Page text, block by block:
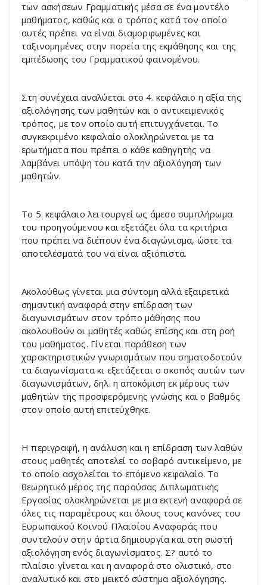
των ασκήσεων Γραμματικής μέσα σε ένα μοντέλο
μαθήματος, καθώς και ο τρόπος κατά τον οποίο
αυτές πρέπει να είναι διαμορφωμένες και
ταξινομημένες στην πορεία της εκμάθησης και της
εμπέδωσης του Γραμματικού φαινομένου.
Στη συνέχεια αναλύεται στο 4. κεφάλαιο η αξία της
αξιολόγησης των μαθητών και ο αντικειμενικός
τρόπος, με τον οποίο αυτή επιτυγχάνεται. Το
συγκεκριμένο κεφαλαίο ολοκληρώνεται με τα
ερωτήματα που πρέπει ο κάθε καθηγητής να
λαμβάνει υπόψη του κατά την αξιολόγηση των
μαθητών.
Το 5. κεφάλαιο λειτουργεί ως άμεσο συμπλήρωμα
του προηγούμενου και εξετάζει όλα τα κριτήρια
που πρέπει να διέπουν ένα διαγώνισμα, ώστε τα
αποτελέσματά του να είναι αξιόπιστα.
Ακολούθως γίνεται μια σύντομη αλλά εξαιρετικά
σημαντική αναφορά στην επίδραση των
διαγωνισμάτων στον τρόπο μάθησης που
ακολουθούν οι μαθητές καθώς επίσης και στη ροή
του μαθήματος. Γίνεται παράθεση των
χαρακτηριστικών γνωρισμάτων που σηματοδοτούν
τα διαγωνίσματα κι εξετάζεται ο σκοπός αυτών των
διαγωνισμάτων, δηλ. η αποκόμιση εκ μέρους των
μαθητών της προσφερόμενης γνώσης και ο βαθμός
στον οποίο αυτή επιτεύχθηκε.
Η περιγραφή, η ανάλυση και η επίδραση των λαθών
στους μαθητές αποτελεί το σοβαρό αντικείμενο, με
το οποίο ασχολείται το επόμενο κεφαλαίο. Το
θεωρητικό μέρος της παρούσας Διπλωματικής
Εργασίας ολοκληρώνεται με μια εκτενή αναφορά σε
όλες τις παραμέτρους και όλους τους κανόνες του
Ευρωπαϊκού Κοινού Πλαισίου Αναφοράς που
συντελούν στην άρτια δημιουργία και στη σωστή
αξιολόγηση ενός διαγωνίσματος. Σ? αυτό το
πλαίσιο γίνεται και η αναφορά στο ολιστικό, στο
αναλυτικό και στο μεικτό σύστημα αξιολόγησης.